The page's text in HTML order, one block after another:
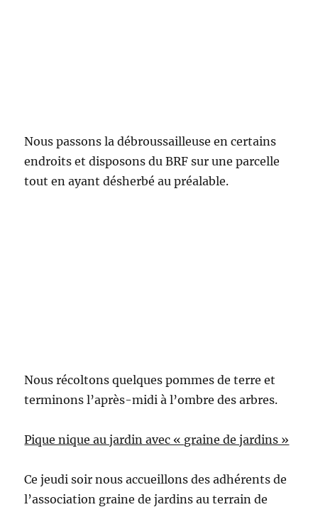
Nous passons la débroussailleuse en certains
endroits et disposons du BRF sur une parcelle
tout en ayant désherbé au préalable.
Nous récoltons quelques pommes de terre et
terminons l’après-midi à l’ombre des arbres.
Pique nique au jardin avec « graine de jardins »
Ce jeudi soir nous accueillons des adhérents de
l’association graine de jardins au terrain de